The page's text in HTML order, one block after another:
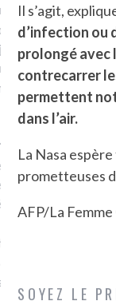
je le garde pour
je sens,
goûte et ceux que
! Marcheuse des
des ruines et des
qui Marche
cochère ou pas.
pas d’interdit.
bateau…
incite à un autre
Il s’agit,
d’infection ou
prolongé avec
contrecarrer
permettent
dans l’air.
La Nasa
prometteuses
AFP/La
SOYEZ LE